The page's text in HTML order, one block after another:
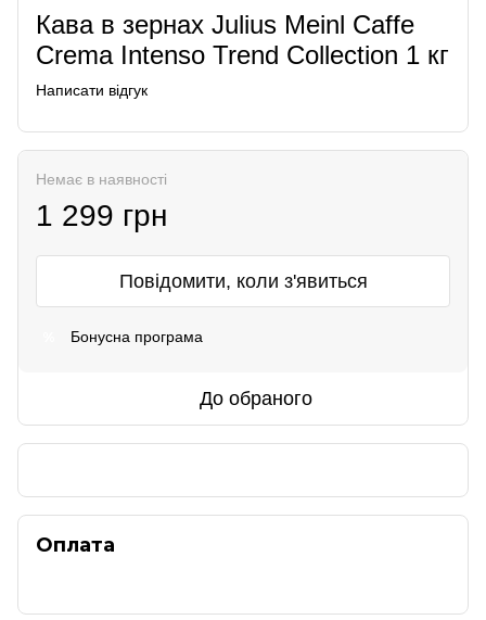
Кава в зернах Julius Meinl Caffe
Crema Intenso Trend Collection 1 кг
Написати відгук
Немає в наявності
1 299 грн
Повідомити, коли з'явиться
Бонусна програма
До обраного
Оплата